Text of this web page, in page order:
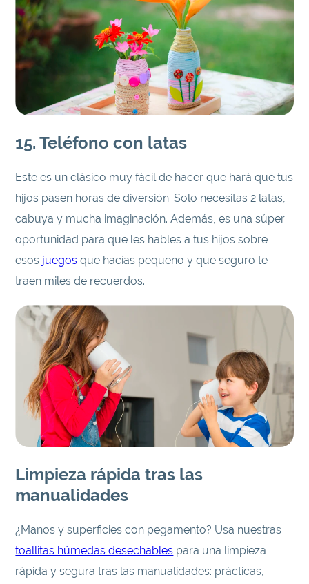
15. Teléfono con latas
Este es un clásico muy fácil de hacer que hará que tus
hijos pasen horas de diversión. Solo necesitas 2 latas,
cabuya y mucha imaginación. Además, es una súper
oportunidad para que les hables a tus hijos sobre
esos juegos que hacías pequeño y que seguro te
traen miles de recuerdos.
Limpieza rápida tras las
manualidades
¿Manos y superficies con pegamento? Usa nuestras
toallitas húmedas desechables para una limpieza
rápida y segura tras las manualidades: prácticas,